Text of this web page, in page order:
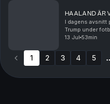
HAALAND ÄR
I dagens avsnitt
Trump under
cykelberoende.
13 Jul 53min
1 2 3 4 5